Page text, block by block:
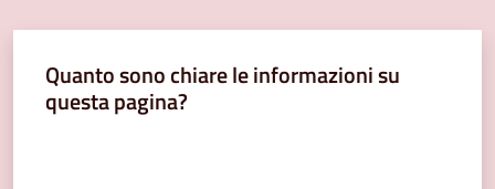
segnalazioni
Quanto sono chiare le informazioni su
questa pagina?